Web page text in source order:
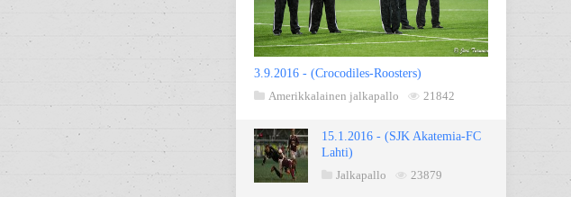
3.9.2016 - (Crocodiles-Roosters)
Amerikkalainen jalkapallo
21842
15.1.2016 - (SJK Akatemia-FC
Lahti)
Jalkapallo
23879